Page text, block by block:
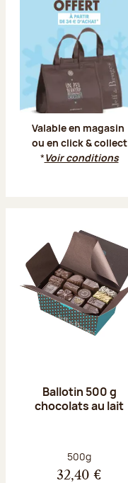
Valable en magasin
ou en click & collect
*Voir conditions
Ballotin 500 g
chocolats au lait
Poids net :
500g
32,40 €